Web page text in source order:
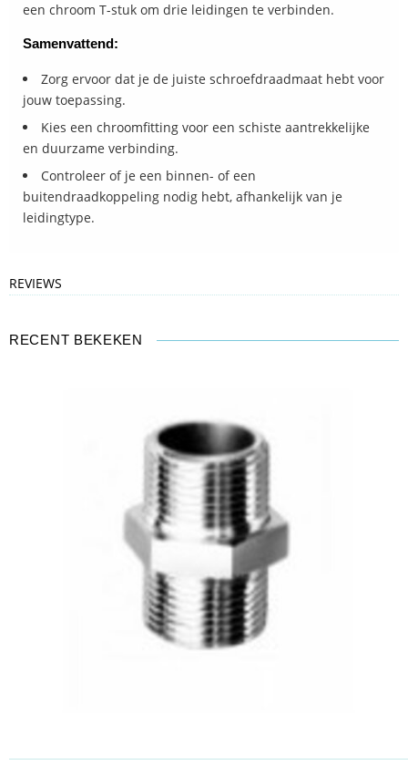
een chroom T-stuk om drie leidingen te verbinden.
Samenvattend:
Zorg ervoor dat je de juiste schroefdraadmaat hebt voor
jouw toepassing.
Kies een chroomfitting voor een schiste aantrekkelijke
en duurzame verbinding.
Controleer of je een binnen- of een
buitendraadkoppeling nodig hebt, afhankelijk van je
leidingtype.
REVIEWS
RECENT BEKEKEN